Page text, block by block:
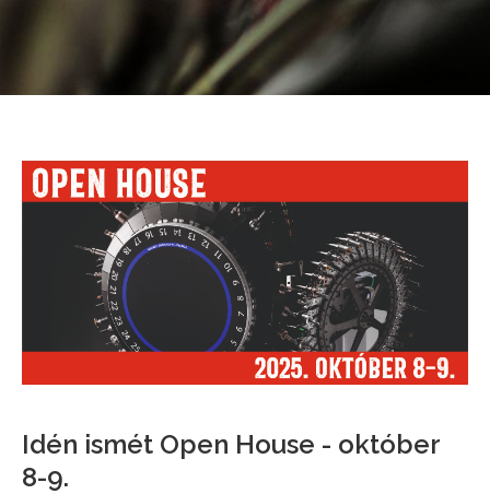
Idén ismét Open House - október
8-9.